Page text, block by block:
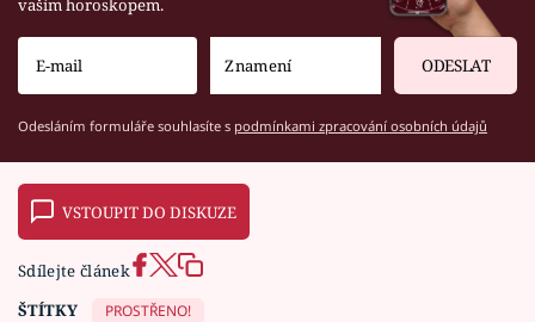
ODESLAT
Odesláním formuláře souhlasíte s podmínkami zpracování osobních údajů
VSTOUPIT DO DISKUZE
Sdílejte článek
ŠTÍTKY
PROSTŘENO!